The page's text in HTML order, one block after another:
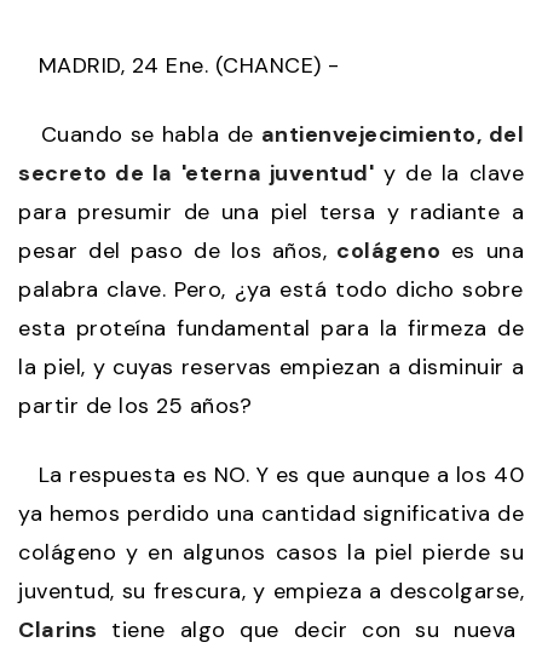
MADRID, 24 Ene. (CHANCE) -
Cuando se habla de antienvejecimiento, del
secreto de la 'eterna juventud' y de la clave
para presumir de una piel tersa y radiante a
pesar del paso de los años, colágeno es una
palabra clave. Pero, ¿ya está todo dicho sobre
esta proteína fundamental para la firmeza de
la piel, y cuyas reservas empiezan a disminuir a
partir de los 25 años?
La respuesta es NO. Y es que aunque a los 40
ya hemos perdido una cantidad significativa de
colágeno y en algunos casos la piel pierde su
juventud, su frescura, y empieza a descolgarse,
Clarins tiene algo que decir con su nueva